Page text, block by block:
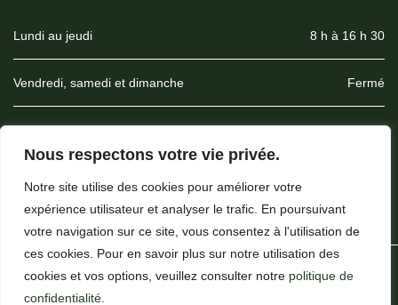
Nous respectons votre vie privée.
Notre site utilise des cookies pour améliorer votre
expérience utilisateur et analyser le trafic. En poursuivant
votre navigation sur ce site, vous consentez à l'utilisation de
ces cookies. Pour en savoir plus sur notre utilisation des
cookies et vos options, veuillez consulter notre politique de
confidentialité
Lundi au jeudi 8 h à 16 h 30
Vendredi, samedi et dimanche Fermé
Centre de Santé Dentaire Beauséjour 2026. Tous droits